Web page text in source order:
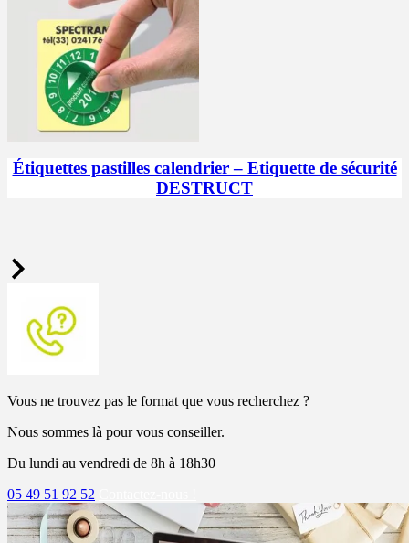
Étiquettes pastilles calendrier – Etiquette de sécurité
DESTRUCT
Vous ne trouvez pas le format que vous recherchez ?
Nous sommes là pour vous conseiller.
Du lundi au vendredi de 8h à 18h30
05 49 51 92 52